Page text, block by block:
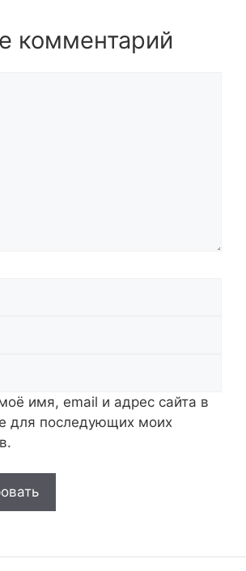
комментарий
имя, email и адрес сайта в
для последующих моих